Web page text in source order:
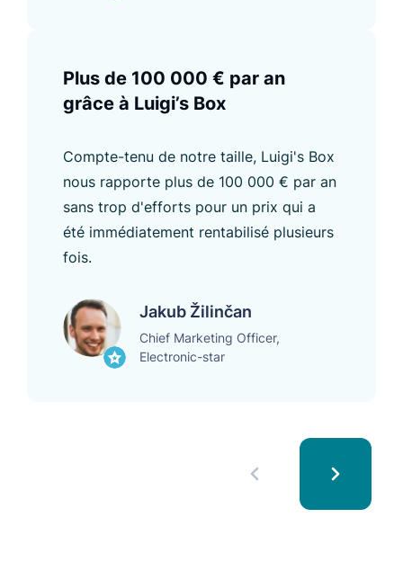
Plus de 100 000 € par an
grâce à Luigi’s Box
Compte-tenu de notre taille, Luigi's Box
nous rapporte plus de 100 000 € par an
sans trop d'efforts pour un prix qui a
été immédiatement rentabilisé plusieurs
fois.
Jakub Žilinčan
Chief Marketing Officer,
Electronic-star